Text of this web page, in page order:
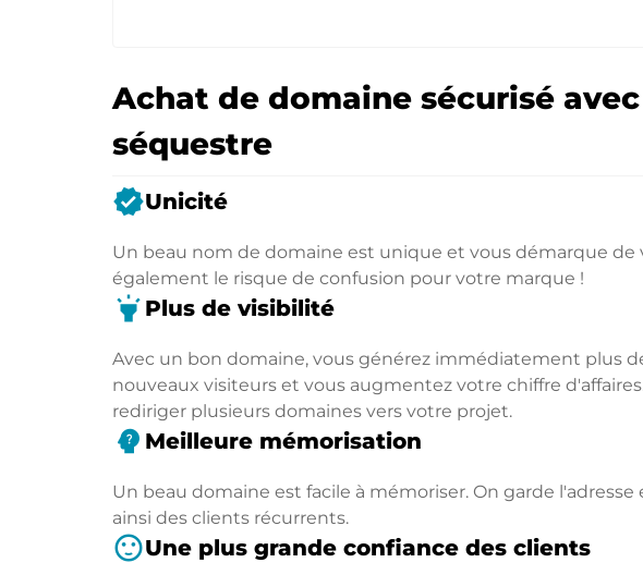
Achat de domaine sécurisé
séquestre
verifiedUnicité
Un beau nom de domaine est unique et vous démarque de
également le risque de confusion pour votre marque !
highlight Plus de visibilité
Avec un bon domaine, vous générez immédiatement plus
nouveaux visiteurs et vous augmentez votre chiffre
rediriger plusieurs domaines vers votre projet.
psychology_alt Meilleure mémorisation
Un beau domaine est facile à mémoriser. On garde
ainsi des clients récurrents.
sentiment_satisfiedUne plus grande confiance des clients